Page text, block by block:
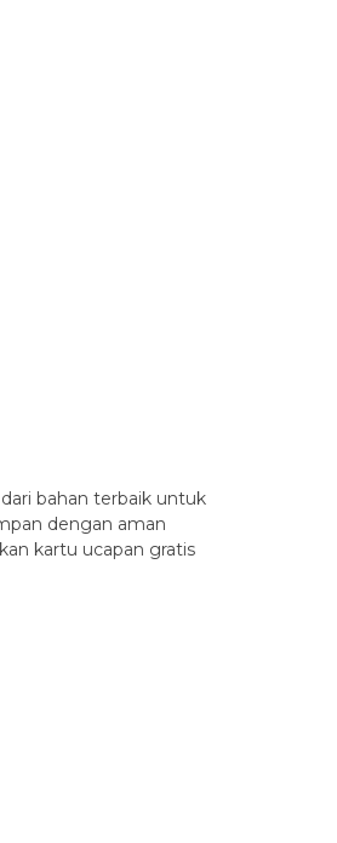
bahan terbaik untuk
dengan aman
kartu ucapan gratis